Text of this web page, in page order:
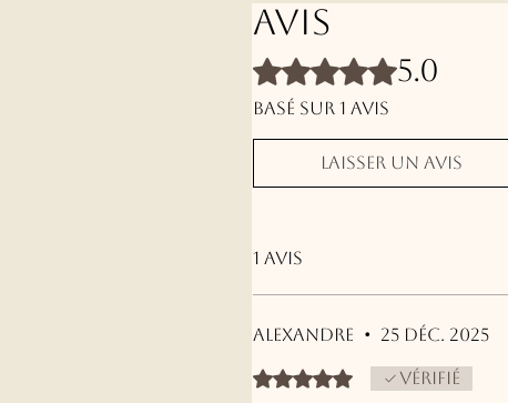
Avis
Noté 5 sur 5. 5.0
Basé sur 1 avis
Laisser un avis
1 avis
Alexandre • 25 déc. 2025
Noté 5 sur 5. Vérifié